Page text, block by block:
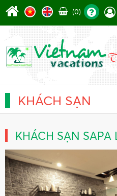
(0)
KHÁCH SẠN
KHÁCH SẠN SAPA